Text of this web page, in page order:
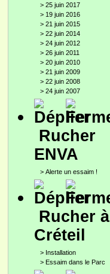
> 25 juin 2017
> 19 juin 2016
> 21 juin 2015
> 22 juin 2014
> 24 juin 2012
> 26 juin 2011
> 20 juin 2010
> 21 juin 2009
> 22 juin 2008
> 24 juin 2007
Rucher
ENVA
> Alerte un essaim !
Rucher à
Créteil
> Installation
> Essaim dans le Parc